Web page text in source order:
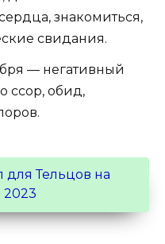
знакомиться,
свидания.
— негативный
ссор, обид,
Тельцов на
2023